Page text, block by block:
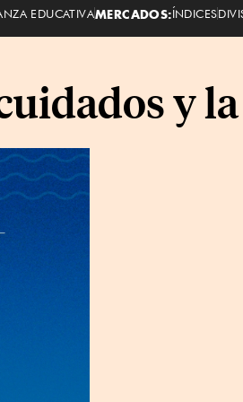
EDUCATIVAMERCADOS:ÍNDICES
y